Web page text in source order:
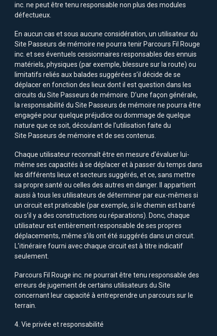
inc. ne peut être tenu responsable non plus des modules
défectueux.
En aucun cas et sous aucune considération, un utilisateur du
Site Passeurs de mémoire ne pourra tenir Parcours Fil Rouge
inc. et ses éventuels cessionnaires responsables des ennuis
matériels, physiques (par exemple, blessure sur la route) ou
limitatifs reliés aux balades suggérées s’il décide de se
déplacer en fonction des lieux dont il est question dans les
circuits du Site Passeurs de mémoire. D’une façon générale,
la responsabilité du Site Passeurs de mémoire ne pourra être
engagée pour quelque préjudice ou dommage de quelque
nature que ce soit, découlant de l’utilisation faite du
Site Passeurs de mémoire et de ses contenus.
Chaque utilisateur reconnaît être en mesure d’évaluer lui-
même ses capacités à se déplacer et à passer du temps dans
les différents lieux et secteurs suggérés, et ce, sans mettre
sa propre santé ou celles des autres en danger. Il appartient
aussi à tous les utilisateurs de déterminer par eux-mêmes si
un circuit est praticable (par exemple, si le chemin est barré
ou s’il y a des constructions ou réparations). Donc, chaque
utilisateur est entièrement responsable de ses propres
déplacements, même s’ils ont été suggérés dans un circuit.
L’itinéraire fourni avec chaque circuit est à titre indicatif
seulement.
Parcours Fil Rouge inc. ne pourrait être tenu responsable des
erreurs de jugement de certains utilisateurs du Site
concernant leur capacité à entreprendre un parcours sur le
terrain.
4. Vie privée et responsabilité